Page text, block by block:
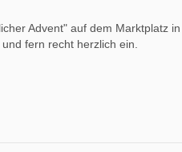
Advent" auf dem Marktplatz in
fern recht herzlich ein.